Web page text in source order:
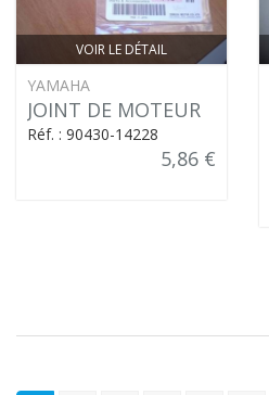
VOIR LE DÉTAIL
YAMAHA
JOINT DE MOTEUR
Réf. : 90430-14228
5,86 €